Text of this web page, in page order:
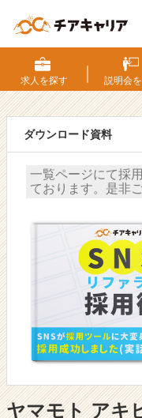
マ
モ
ト
が
書
た
人
採
用
担
当
者
向
用
求人を探す 説明会を
ダウンロード資料
一覧ページにて採
ております。是非
ヤマモト アキ